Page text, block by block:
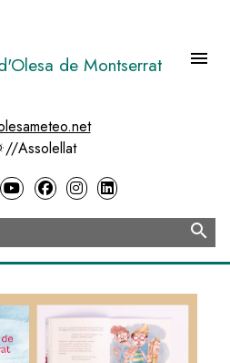
de Montserrat menu
//Assolellat
search